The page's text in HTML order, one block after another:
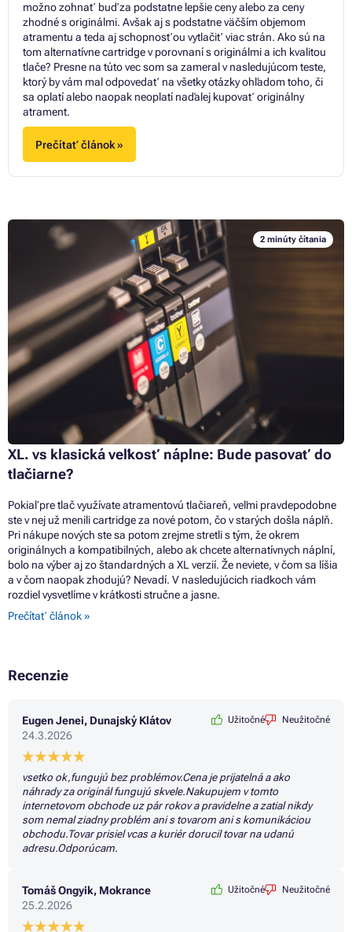
možno zohnať buď za podstatne lepšie ceny alebo za ceny
zhodné s originálmi. Avšak aj s podstatne väčším objemom
atramentu a teda aj schopnosťou vytlačiť viac strán. Ako sú na
tom alternatívne cartridge v porovnaní s originálmi a ich kvalitou
tlače? Presne na túto vec som sa zameral v nasledujúcom teste,
ktorý by vám mal odpovedať na všetky otázky ohľadom toho, či
sa oplatí alebo naopak neoplatí naďalej kupovať originálny
atrament.
Prečítať článok »
2 minúty čítania
XL. vs klasická veľkosť náplne: Bude pasovať do
tlačiarne?
Pokiaľ pre tlač využívate atramentovú tlačiareň, veľmi pravdepodobne
ste v nej už menili cartridge za nové potom, čo v starých došla náplň.
Pri nákupe nových ste sa potom zrejme stretli s tým, že okrem
originálnych a kompatibilných, alebo ak chcete alternatívnych náplní,
bolo na výber aj zo štandardných a XL verzií. Že neviete, v čom sa líšia
a v čom naopak zhodujú? Nevadí. V nasledujúcich riadkoch vám
rozdiel vysvetlíme v krátkosti stručne a jasne.
Prečítať článok »
Recenzie
Eugen Jenei, Dunajský Klátov
24.3.2026
Užitočné Neužitočné
vsetko ok,fungujú bez problémov.Cena je prijatelná a ako
náhrady za originál fungujú skvele.Nakupujem v tomto
internetovom obchode uz pár rokov a pravidelne a zatial nikdy
som nemal ziadny problém ani s tovarom ani s komunikáciou
obchodu.Tovar prisiel vcas a kuriér dorucil tovar na udanú
adresu.Odporúcam.
Tomáš Ongyik, Mokrance
25.2.2026
Užitočné Neužitočné